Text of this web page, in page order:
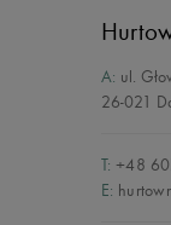
A: ul.
26-021
T: +48
E: